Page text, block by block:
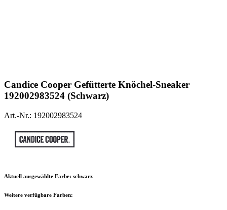
Candice Cooper Gefütterte Knöchel-Sneaker
192002983524 (Schwarz)
Art.-Nr.: 192002983524
Aktuell ausgewählte Farbe: schwarz
Weitere verfügbare Farben: